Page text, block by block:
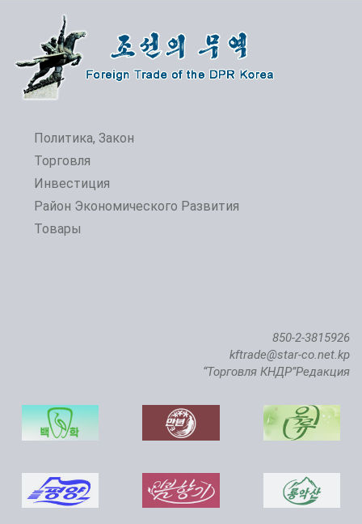
Политика, Закон
Торговля
Инвестиция
Район Экономического Развития
Товары
850-2-3815926
kftrade@star-co.net.kp
“Торговля КНДР”Редакция